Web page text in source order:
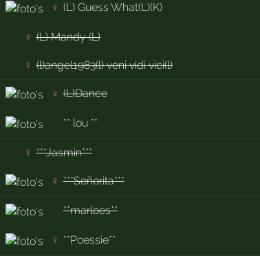
♀ (L) Guess What(L)(K)
♀ (L) Mandy (L)
♀ (l)angel1983(l) veni vidi vici(l)
♀ (L)Dance
** lou **
♀ ***Jasmin***
♀ ***Señorita***
**marloes**
♀ **Poessie**